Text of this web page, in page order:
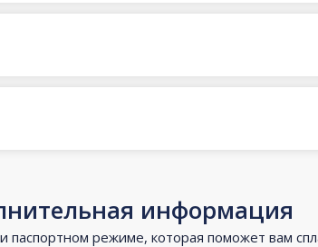
информация
режиме, которая поможет вам